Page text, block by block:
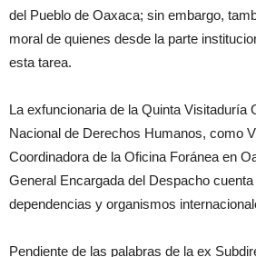
del Pueblo de Oaxaca; sin embargo,
moral de quienes desde la parte
esta tarea.
La exfuncionaria de la Quinta Visitaduría
Nacional de Derechos Humanos, como
Coordinadora de la Oficina Foránea en
General Encargada del Despacho
dependencias y organismos
Pendiente de las palabras de la ex